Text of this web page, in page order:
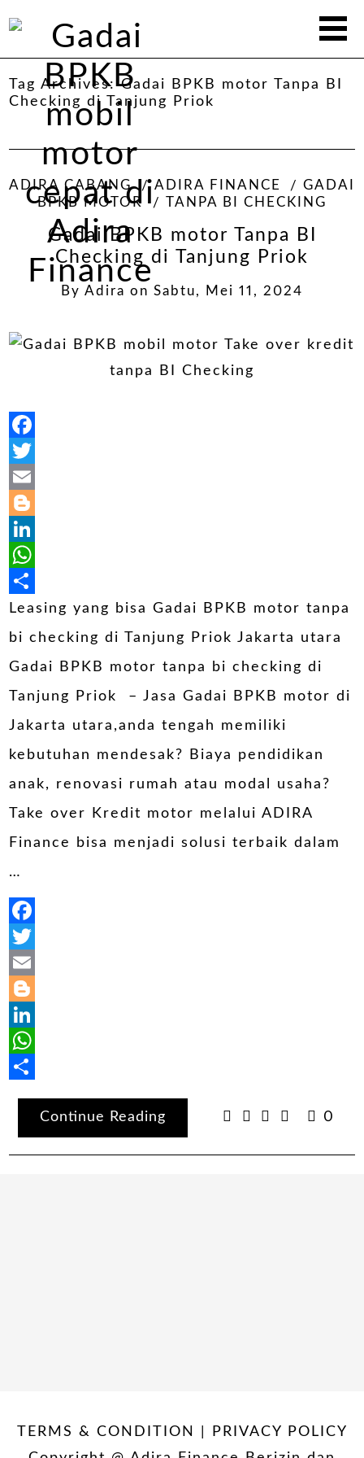
Tag Archives:Gadai BPKB motor Tanpa BI
Checking di Tanjung Priok
ADIRA CABANG ADIRA FINANCE
GADAI
BPKB MOTOR
TANPA BI CHECKING
Gadai BPKB motor Tanpa BI
Checking di Tanjung Priok
By Adira on Sabtu, Mei 11, 2024
Facebook
Twitter
Email
Blogger
LinkedIn
WhatsApp
Share
Leasing yang bisa Gadai BPKB motor tanpa
bi checking di Tanjung Priok Jakarta utara
Gadai BPKB motor tanpa bi checking di
Tanjung Priok – Jasa Gadai BPKB motor di
Jakarta utara,anda tengah memiliki
kebutuhan mendesak? Biaya pendidikan
anak, renovasi rumah atau modal usaha?
Take over Kredit motor melalui ADIRA
Finance bisa menjadi solusi terbaik dalam
…
Facebook
Twitter
Email
Blogger
LinkedIn
WhatsApp
Continue Reading
0
TERMS & CONDITION | PRIVACY POLICY